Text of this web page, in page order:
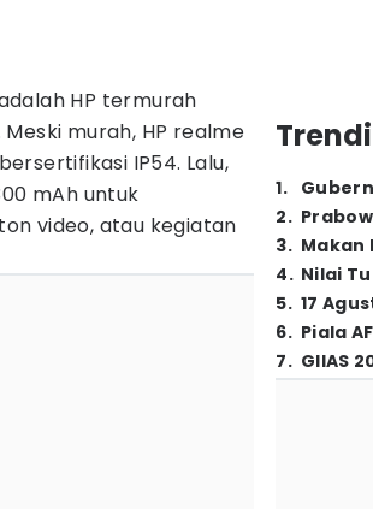
HP termurah
murah, HP realme
IP54. Lalu,
mAh untuk
video, atau kegiatan
1.
2.
3. Makan
4. Nilai
5. 17
6. Piala
7. GIIAS